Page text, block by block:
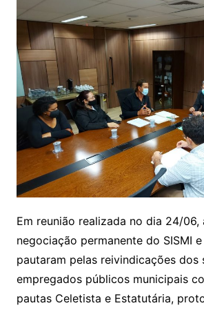
Em reunião realizada no dia 24/06,
negociação permanente do SISMI
pautaram pelas reivindicações dos
empregados públicos municipais
pautas Celetista e Estatutária,